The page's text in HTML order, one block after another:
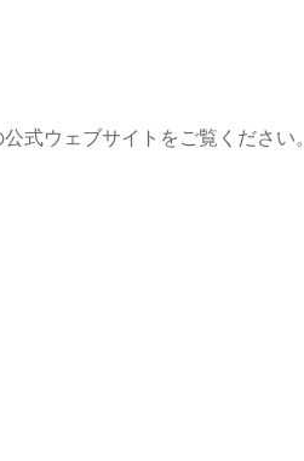
式ウェブサイトをご覧ください。